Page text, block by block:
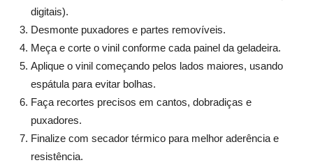
digitais).
Desmonte puxadores e partes removíveis.
Meça e corte o vinil conforme cada painel da geladeira.
Aplique o vinil começando pelos lados maiores, usando
espátula para evitar bolhas.
Faça recortes precisos em cantos, dobradiças e
puxadores.
Finalize com secador térmico para melhor aderência e
resistência.